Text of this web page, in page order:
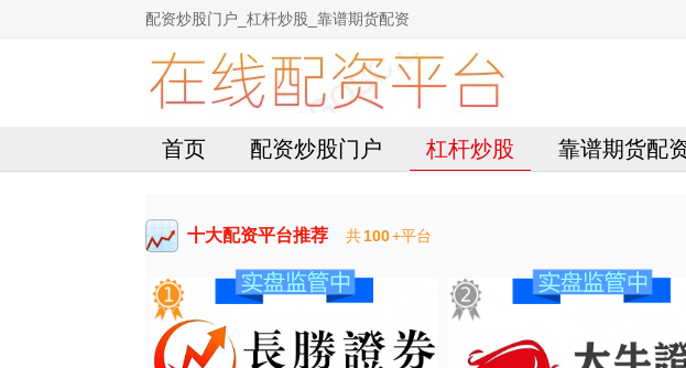
配资炒股门户_杠杆炒股_靠谱期货配资
首页 配资炒股门户 杠杆炒股 靠谱期货配
十大配资平台推荐 共100+平台